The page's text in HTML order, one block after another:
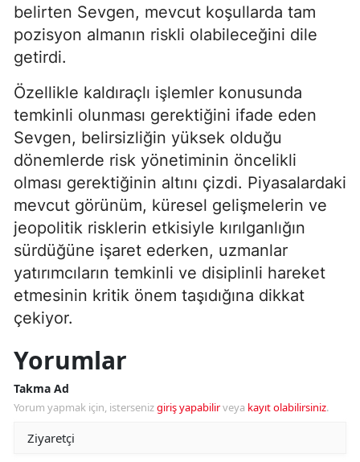
belirten Sevgen, mevcut koşullarda tam
pozisyon almanın riskli olabileceğini dile
getirdi.
Özellikle kaldıraçlı işlemler konusunda
temkinli olunması gerektiğini ifade eden
Sevgen, belirsizliğin yüksek olduğu
dönemlerde risk yönetiminin öncelikli
olması gerektiğinin altını çizdi. Piyasalardaki
mevcut görünüm, küresel gelişmelerin ve
jeopolitik risklerin etkisiyle kırılganlığın
sürdüğüne işaret ederken, uzmanlar
yatırımcıların temkinli ve disiplinli hareket
etmesinin kritik önem taşıdığına dikkat
çekiyor.
Yorumlar
Takma Ad
Yorum yapmak için, istersenizgiriş yapabilirveya kayıt olabilirsiniz.